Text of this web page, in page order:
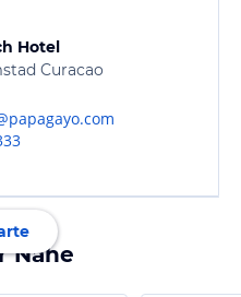
Hotel
Curacao
Nähe